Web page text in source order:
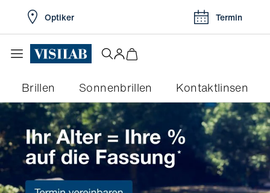
Optiker Termin
Brillen Sonnenbrillen Kontaktlinsen